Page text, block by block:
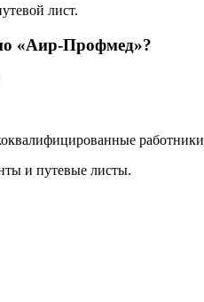
лист.
«Аир-Профмед»?
и путевые листы.